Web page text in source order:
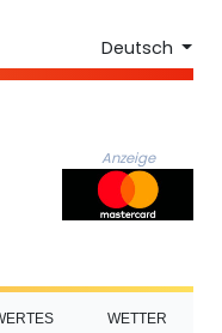
Deutsch
Anzeige
WETTER